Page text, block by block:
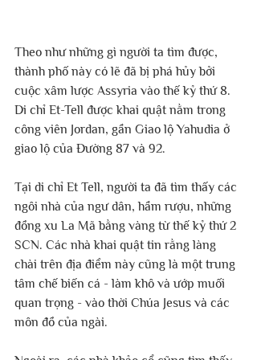
Theo như những gì người ta tìm được,
thành phố này có lẽ đã bị phá hủy bởi
cuộc xâm lược Assyria vào thế kỷ thứ 8.
Di chỉ Et-Tell được khai quật nằm trong
công viên Jordan, gần Giao lộ Yahudia ở
giao lộ của Đường 87 và 92.
Tại di chỉ Et Tell, người ta đã tìm thấy các
ngôi nhà của ngư dân, hầm rượu, những
đồng xu La Mã bằng vàng từ thế kỷ thứ 2
SCN. Các nhà khai quật tin rằng làng
chài trên địa điểm này cũng là một trung
tâm chế biến cá - làm khô và ướp muối
quan trọng - vào thời Chúa Jesus và các
môn đồ của ngài.